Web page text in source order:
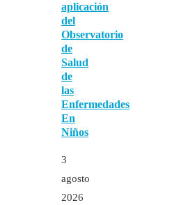
aplicación
del
Observatorio
de
Salud
de
las
Enfermedades
En
Niños
3
agosto
2026